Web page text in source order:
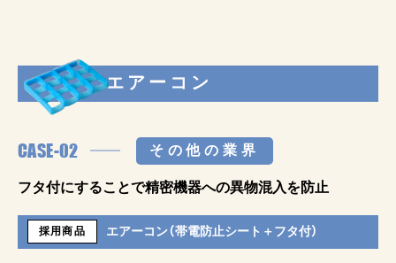
エアーコン
CASE-02 その他の業界
フタ付にすることで精密機器への異物混入を防止
採用商品 エアーコン（帯電防止シート＋フタ付）